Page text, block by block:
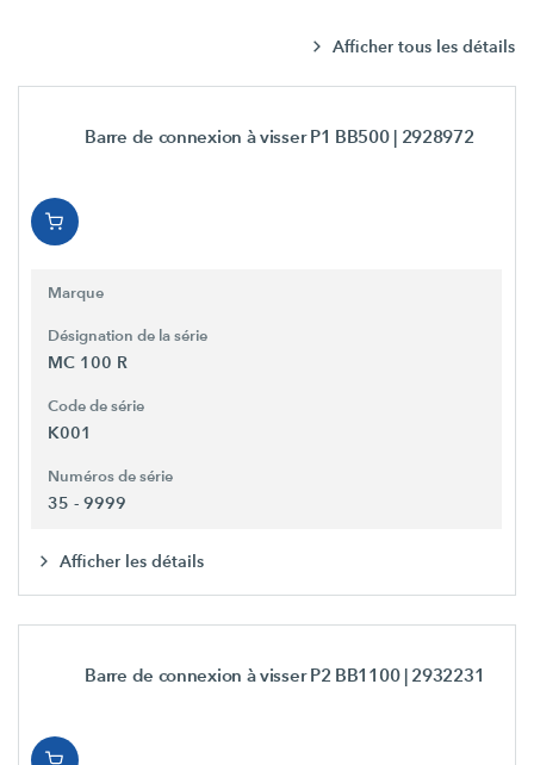
Afficher tous les détails
Barre de connexion à visser P1 BB500 | 2928972
Marque
Désignation de la série
MC 100 R
Code de série
K001
Numéros de série
35 - 9999
Afficher les détails
Barre de connexion à visser P2 BB1100 | 2932231